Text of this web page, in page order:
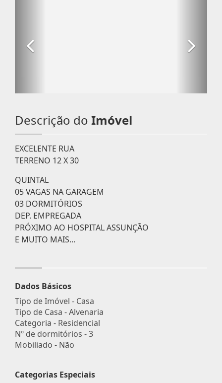
Descrição do Imóvel
EXCELENTE RUA
TERRENO 12 X 30
QUINTAL
05 VAGAS NA GARAGEM
03 DORMITÓRIOS
DEP. EMPREGADA
PRÓXIMO AO HOSPITAL ASSUNÇÃO
E MUITO MAIS...
Dados Básicos
Tipo de Imóvel - Casa
Tipo de Casa - Alvenaria
Categoria - Residencial
Nº de dormitórios - 3
Mobiliado - Não
Categorias Especiais